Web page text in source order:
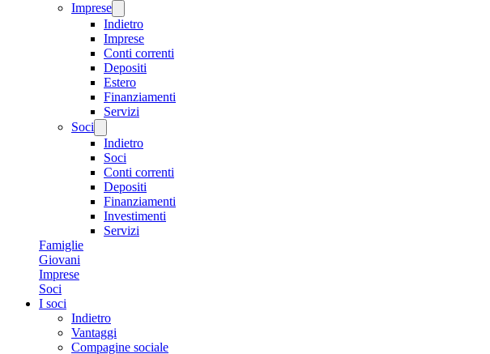
Imprese
Indietro
Imprese
Conti correnti
Depositi
Estero
Finanziamenti
Servizi
Soci
Indietro
Soci
Conti correnti
Depositi
Finanziamenti
Investimenti
Servizi
Famiglie
Giovani
Imprese
Soci
I soci
Indietro
Vantaggi
Compagine sociale